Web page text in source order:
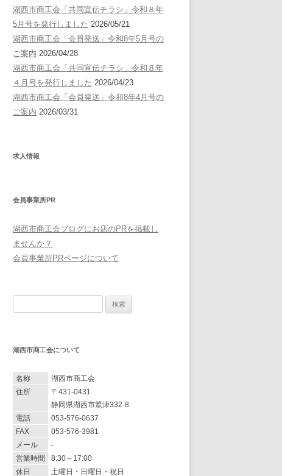
湖西市商工会「共同宣伝チラシ」令和８年
5月号を発行しました 2026/05/21
湖西市商工会「会員発送」令和8年5月号の
ご案内 2026/04/28
湖西市商工会「共同宣伝チラシ」令和８年
４月号を発行しました 2026/04/23
湖西市商工会「会員発送」令和8年4月号の
ご案内 2026/03/31
求人情報
会員事業所PR
湖西市商工会ブログにお店のPRを掲載し
ませんか？
会員事業所PRページについて
湖西市商工会について
名称
湖西市商工会
住所
〒431-0431
静岡県湖西市鷲津332-8
電話
053-576-0637
FAX
053-576-3981
メール
-
営業時間
8:30～17:00
休日
土曜日・日曜日・祝日